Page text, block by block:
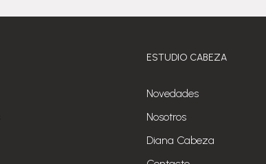
ESTUDIO CABEZA
Novedades
Nosotros
Diana Cabeza